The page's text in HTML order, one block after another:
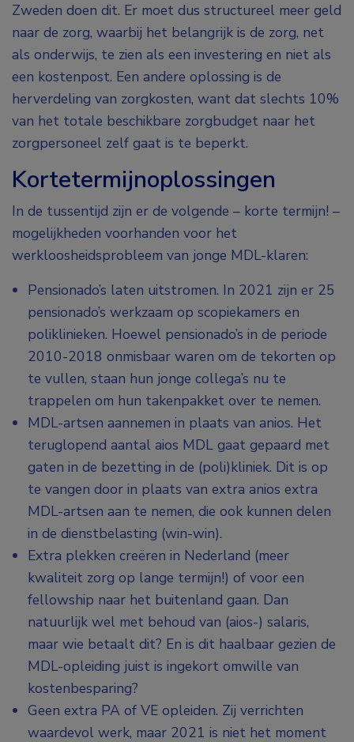
Zweden doen dit. Er moet dus structureel meer geld
naar de zorg, waarbij het belangrijk is de zorg, net
als onderwijs, te zien als een investering en niet als
een kostenpost. Een andere oplossing is de
herverdeling van zorgkosten, want dat slechts 10%
van het totale beschikbare zorgbudget naar het
zorgpersoneel zelf gaat is te beperkt.
Kortetermijnoplossingen
In de tussentijd zijn er de volgende – korte termijn! –
mogelijkheden voorhanden voor het
werkloosheidsprobleem van jonge MDL-klaren:
Pensionado’s laten uitstromen. In 2021 zijn er 25
pensionado’s werkzaam op scopiekamers en
poliklinieken. Hoewel pensionado’s in de periode
2010-2018 onmisbaar waren om de tekorten op
te vullen, staan hun jonge collega’s nu te
trappelen om hun takenpakket over te nemen.
MDL-artsen aannemen in plaats van anios. Het
teruglopend aantal aios MDL gaat gepaard met
gaten in de bezetting in de (poli)kliniek. Dit is op
te vangen door in plaats van extra anios extra
MDL-artsen aan te nemen, die ook kunnen delen
in de dienstbelasting (win-win).
Extra plekken creëren in Nederland (meer
kwaliteit zorg op lange termijn!) of voor een
fellowship naar het buitenland gaan. Dan
natuurlijk wel met behoud van (aios-) salaris,
maar wie betaalt dit? En is dit haalbaar gezien de
MDL-opleiding juist is ingekort omwille van
kostenbesparing?
Geen extra PA of VE opleiden. Zij verrichten
waardevol werk, maar 2021 is niet het moment